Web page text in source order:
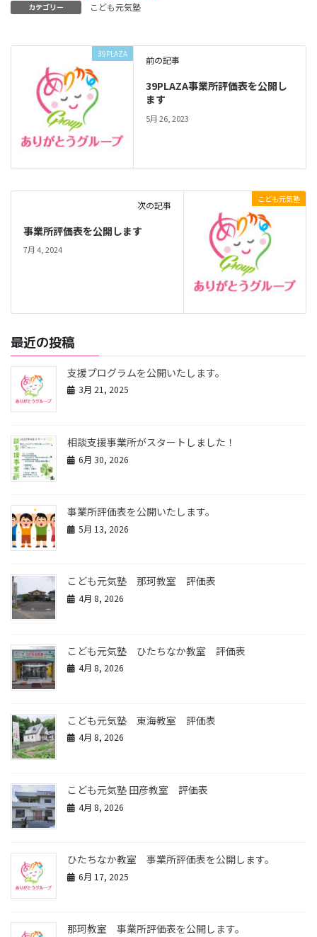
カテゴリー こども元気塾
39PLAZA
前の記事
39PLAZA事業所評価表を公開し
ます
5月 26, 2023
こども元気塾
次の記事
事業所評価表を公開します
7月 4, 2024
最近の投稿
支援プログラムを公開いたします。
3月 21, 2025
相談支援事業所がスタートしました！
6月 30, 2026
事業所評価表を公開いたします。
5月 13, 2026
こども元気塾 那珂教室 評価表
4月 8, 2026
こども元気塾 ひたちなか教室 評価表
4月 8, 2026
こども元気塾 東海教室 評価表
4月 8, 2026
こども元気塾 田彦教室 評価表
4月 8, 2026
ひたちなか教室 事業所評価表を公開します。
6月 17, 2025
那珂教室 事業所評価表を公開します。